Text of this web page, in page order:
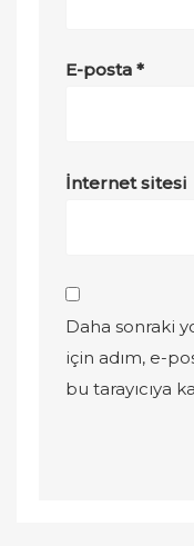
E-posta*
İnternet sitesi
Daha sonraki
için adım, e-
bu tarayıcıya